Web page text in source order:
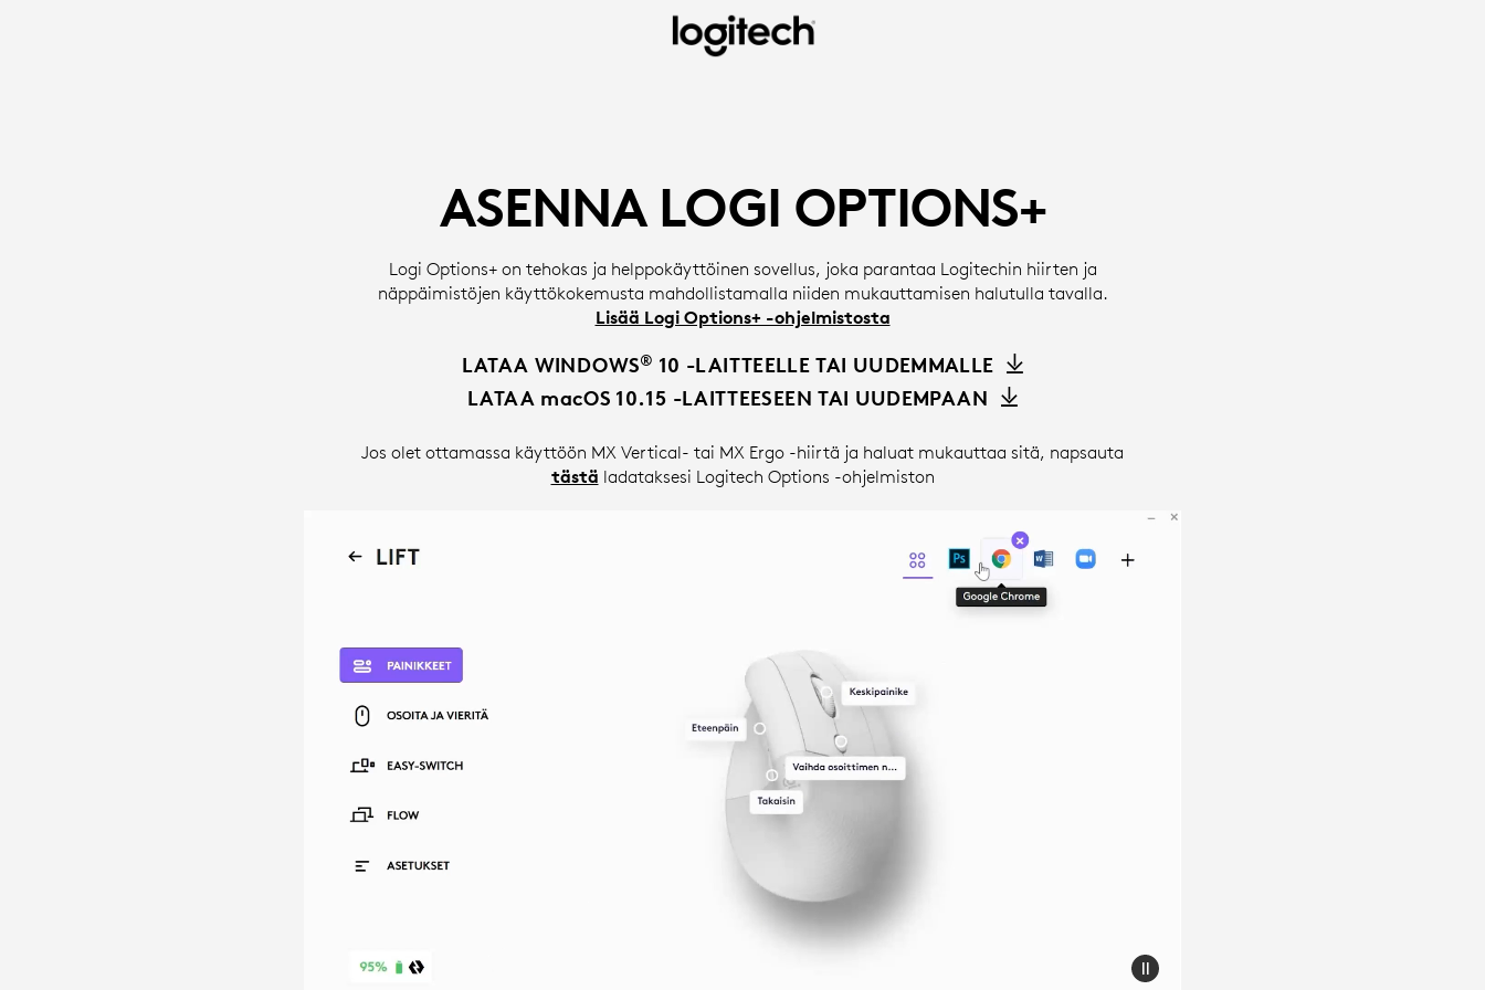
OHJELMISTO
LOGITECH
ASENNA LOGI OPTIONS+
Logi Options+ on tehokas ja helppokäyttöinen sovellus, joka parantaa Logitechin hiirten ja
näppäimistöjen käyttökokemusta mahdollistamalla niiden mukauttamisen halutulla tavalla.
Lisää Logi Options+ -ohjelmistosta
LATAA WINDOWS® 10 -LAITTEELLE TAI UUDEMMALLE
LATAA macOS 10.15 -LAITTEESEEN TAI UUDEMPAAN
Jos olet ottamassa käyttöön MX Vertical- tai MX Ergo -hiirtä ja haluat mukauttaa sitä, napsauta
tästä ladataksesi Logitech Options -ohjelmiston